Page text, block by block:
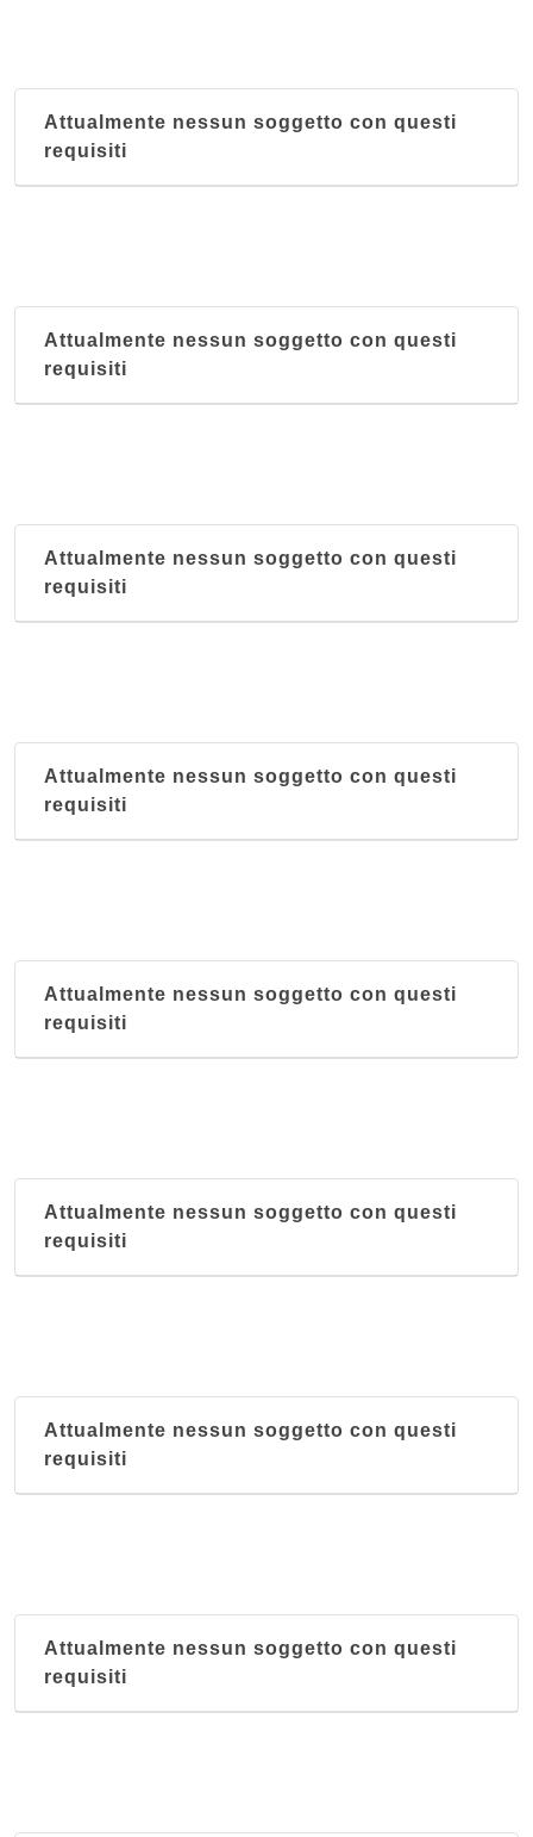
Attualmente nessun soggetto con questi
requisiti
Attualmente nessun soggetto con questi
requisiti
Attualmente nessun soggetto con questi
requisiti
Attualmente nessun soggetto con questi
requisiti
Attualmente nessun soggetto con questi
requisiti
Attualmente nessun soggetto con questi
requisiti
Attualmente nessun soggetto con questi
requisiti
Attualmente nessun soggetto con questi
requisiti